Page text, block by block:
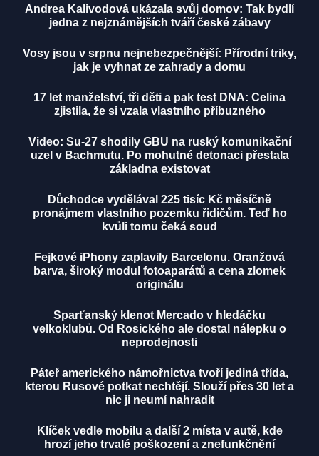
Andrea Kalivodová ukázala svůj domov: Tak bydlí
jedna z nejznámějších tváří české zábavy
Vosy jsou v srpnu nejnebezpečnější: Přírodní triky,
jak je vyhnat ze zahrady a domu
17 let manželství, tři děti a pak test DNA: Celina
zjistila, že si vzala vlastního příbuzného
Video: Su-27 shodily GBU na ruský komunikační
uzel v Bachmutu. Po mohutné detonaci přestala
základna existovat
Důchodce vydělával 225 tisíc Kč měsíčně
pronájmem vlastního pozemku řidičům. Teď ho
kvůli tomu čeká soud
Fejkové iPhony zaplavily Barcelonu. Oranžová
barva, široký modul fotoaparátů a cena zlomek
originálu
Sparťanský klenot Mercado v hledáčku
velkoklubů. Od Rosického ale dostal nálepku o
neprodejnosti
Páteř amerického námořnictva tvoří jediná třída,
kterou Rusové potkat nechtějí. Slouží přes 30 let a
nic ji neumí nahradit
Klíček vedle mobilu a další 2 místa v autě, kde
hrozí jeho trvalé poškození a znefunkčnění